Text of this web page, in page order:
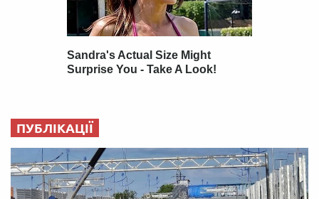
ПУБЛІКАЦІЇ